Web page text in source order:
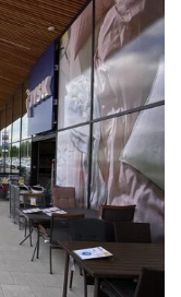
park